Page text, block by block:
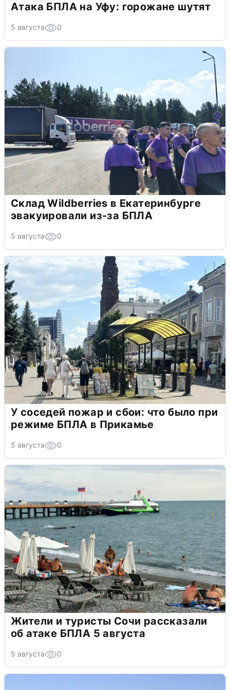
Атака БПЛА на Уфу: горожане шутят
5 августа 0
Склад Wildberries в Екатеринбурге
эвакуировали из-за БПЛА
5 августа 0
У соседей пожар и сбои: что было при
режиме БПЛА в Прикамье
5 августа 0
Жители и туристы Сочи рассказали
об атаке БПЛА 5 августа
5 августа 0